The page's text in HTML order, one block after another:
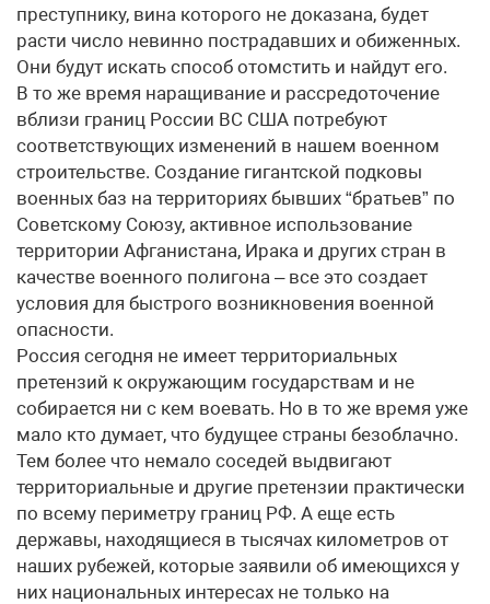
преступнику, вина которого не доказана, будет
расти число невинно пострадавших и обиженных.
Они будут искать способ отомстить и найдут его.
В то же время наращивание и рассредоточение
вблизи границ России ВС США потребуют
соответствующих изменений в нашем военном
строительстве. Создание гигантской подковы
военных баз на территориях бывших “братьев” по
Советскому Союзу, активное использование
территории Афганистана, Ирака и других стран в
качестве военного полигона – все это создает
условия для быстрого возникновения военной
опасности.
Россия сегодня не имеет территориальных
претензий к окружающим государствам и не
собирается ни с кем воевать. Но в то же время уже
мало кто думает, что будущее страны безоблачно.
Тем более что немало соседей выдвигают
территориальные и другие претензии практически
по всему периметру границ РФ. А еще есть
державы, находящиеся в тысячах километров от
наших рубежей, которые заявили об имеющихся у
них национальных интересах не только на